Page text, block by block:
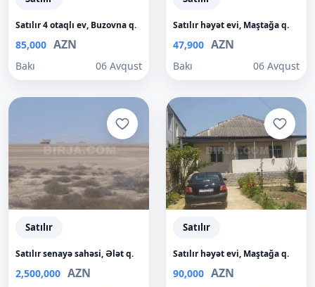
Satılır 4 otaqlı ev, Buzovna q.
85,000 AZN
Bakı 06 Avqust
Satılır həyət evi, Maştağa q.
47,900 AZN
Bakı 06 Avqust
Satılır
Satılır senayə sahəsi, Ələt q.
2,500,000 AZN
Satılır
Satılır həyət evi, Maştağa q.
90,000 AZN